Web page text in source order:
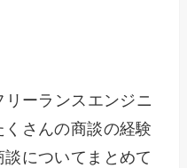
ーランスエンジニ
さんの商談の経験
についてまとめて